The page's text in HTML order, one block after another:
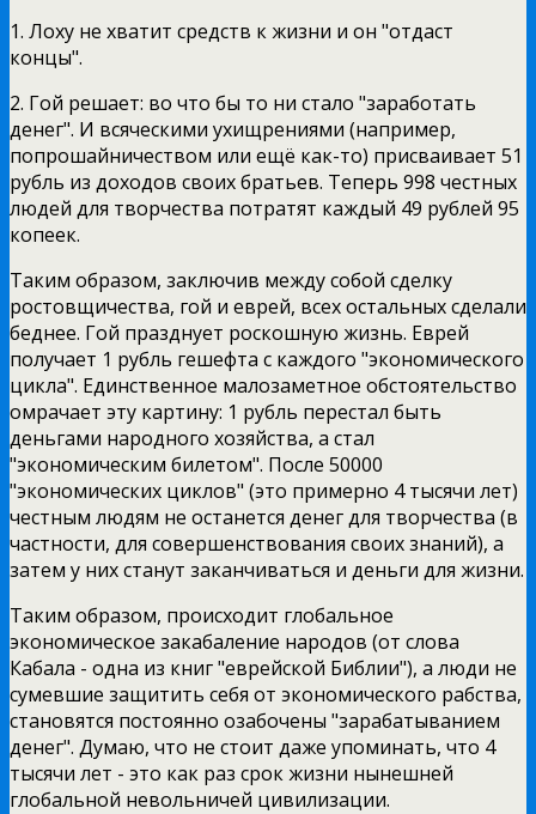
1. Лоху не хватит средств к жизни и он "отдаст
концы".
2. Гой решает: во что бы то ни стало "заработать
денег". И всяческими ухищрениями (например,
попрошайничеством или ещё как-то) присваивает 51
рубль из доходов своих братьев. Теперь 998 честных
людей для творчества потратят каждый 49 рублей 95
копеек.
Таким образом, заключив между собой сделку
ростовщичества, гой и еврей, всех остальных сделали
беднее. Гой празднует роскошную жизнь. Еврей
получает 1 рубль гешефта с каждого "экономического
цикла". Единственное малозаметное обстоятельство
омрачает эту картину: 1 рубль перестал быть
деньгами народного хозяйства, а стал
"экономическим билетом". После 50000
"экономических циклов" (это примерно 4 тысячи лет)
честным людям не останется денег для творчества (в
частности, для совершенствования своих знаний), а
затем у них станут заканчиваться и деньги для жизни.
Таким образом, происходит глобальное
экономическое закабаление народов (от слова
Кабала - одна из книг "еврейской Библии"), а люди не
сумевшие защитить себя от экономического рабства,
становятся постоянно озабочены "зарабатыванием
денег". Думаю, что не стоит даже упоминать, что 4
тысячи лет - это как раз срок жизни нынешней
глобальной невольничей цивилизации.